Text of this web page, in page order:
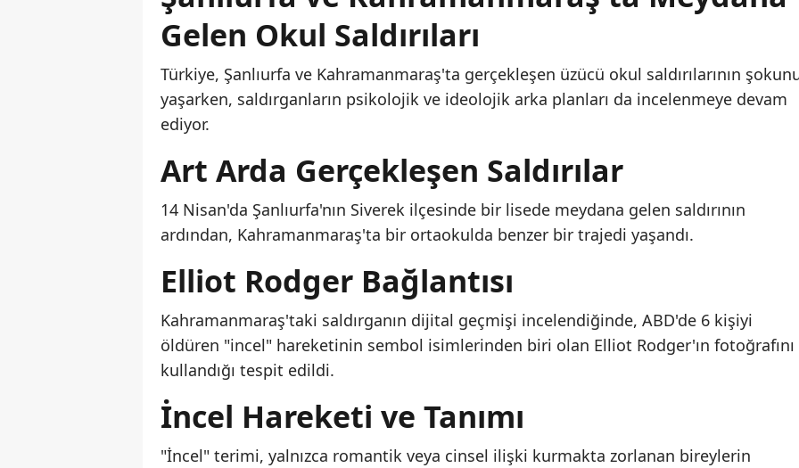
Gelen Okul Saldırıları
Türkiye, Şanlıurfa ve Kahramanmaraş'ta gerçekleşen üzücü okul saldırılarının
yaşarken, saldırganların psikolojik ve ideolojik arka planları da incelenmeye devam
ediyor.
Art Arda Gerçekleşen Saldırılar
14 Nisan'da Şanlıurfa'nın Siverek ilçesinde bir lisede meydana gelen saldırının
ardından, Kahramanmaraş'ta bir ortaokulda benzer bir trajedi yaşandı.
Elliot Rodger Bağlantısı
Kahramanmaraş'taki saldırganın dijital geçmişi incelendiğinde, ABD'de 6 kişiyi
öldüren "incel" hareketinin sembol isimlerinden biri olan Elliot Rodger'ın fotoğrafını
kullandığı tespit edildi.
İncel Hareketi ve Tanımı
"İncel" terimi, yalnızca romantik veya cinsel ilişki kurmakta zorlanan bireylerin